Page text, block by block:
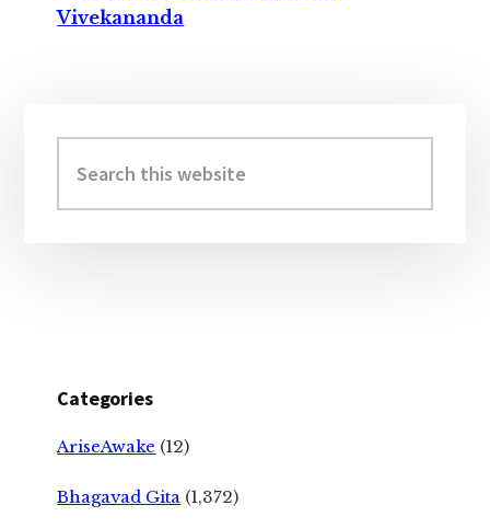
Vivekananda
Sidebar
this
website
Categories
AriseAwake (12)
Bhagavad Gita (1,372)